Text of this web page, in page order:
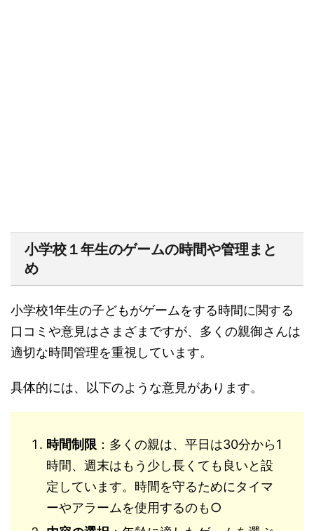
小学校１年生のゲームの時間や管理まと
め
小学校1年生の子どもがゲームをする時間に関する
口コミや意見はさまざまですが、多くの親御さんは
適切な時間管理を重視しています。
具体的には、以下のような意見があります。
時間制限 ：多くの親は、平日は30分から1
時間、週末はもう少し長くても良いと設
定しています。時間を守るためにタイマ
ーやアラームを使用するのも○